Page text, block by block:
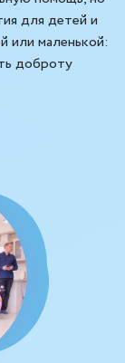
для детей и
или маленькой:
доброту